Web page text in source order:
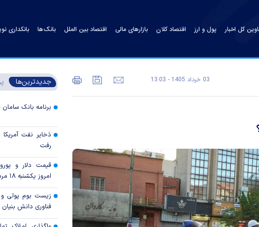
کل اخبار پول و ارز اقتصاد کلان بازارهای مالی اقتصاد بین الملل بانک‌ها بانکداری
03 خرداد 1405 - 13:03 جدیدترین‌ها
برنامه بانک
رفت
قیمت دلار و یورو
امروز یکشنبه ۱۸ مرداد ۱۴۰۵
زیست بوم پولی و
فناوری دانش